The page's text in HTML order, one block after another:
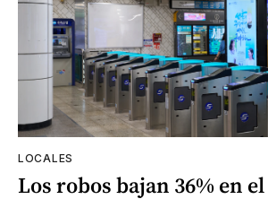
LOCALES
Los robos bajan 36% en el